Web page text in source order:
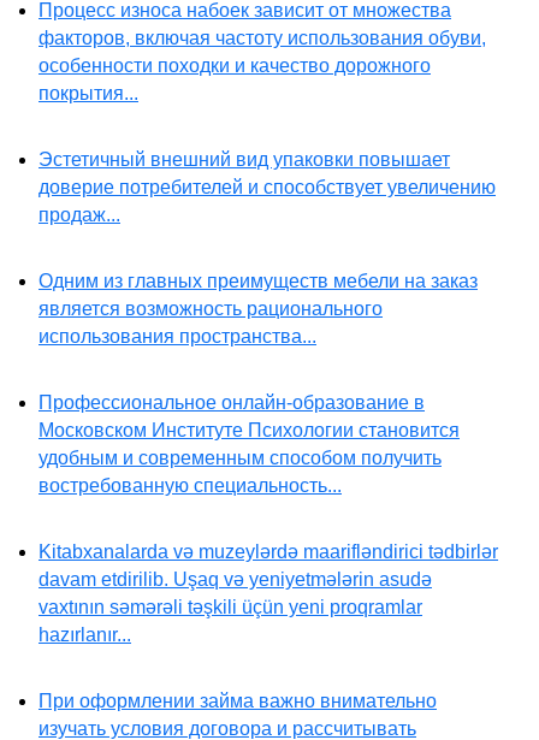
Процесс износа набоек зависит от множества
факторов, включая частоту использования обуви,
особенности походки и качество дорожного
покрытия...
Эстетичный внешний вид упаковки повышает
доверие потребителей и способствует увеличению
продаж...
Одним из главных преимуществ мебели на заказ
является возможность рационального
использования пространства...
Профессиональное онлайн-образование в
Московском Институте Психологии становится
удобным и современным способом получить
востребованную специальность...
Kitabxanalarda və muzeylərdə maarifləndirici tədbirlər
davam etdirilib. Uşaq və yeniyetmələrin asudə
vaxtının səmərəli təşkili üçün yeni proqramlar
hazırlanır...
При оформлении займа важно внимательно
изучать условия договора и рассчитывать